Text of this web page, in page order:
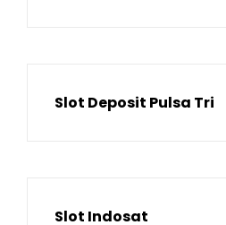
Slot Deposit Pulsa Tri
Slot Indosat